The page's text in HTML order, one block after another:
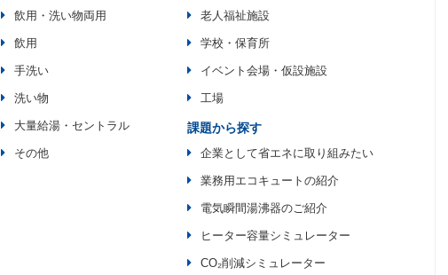
飲用・洗い物両用
飲用
手洗い
洗い物
大量給湯・セントラル
その他
老人福祉施設
学校・保育所
イベント会場・仮設施設
工場
課題から探す
企業として省エネに取り組みたい
業務用エコキュートの紹介
電気瞬間湯沸器のご紹介
ヒーター容量シミュレーター
CO₂削減シミュレーター